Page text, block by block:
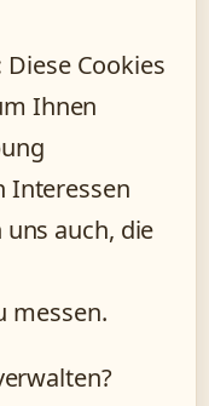
Diese Cookies
Ihnen
Interessen
auch, die
messen.